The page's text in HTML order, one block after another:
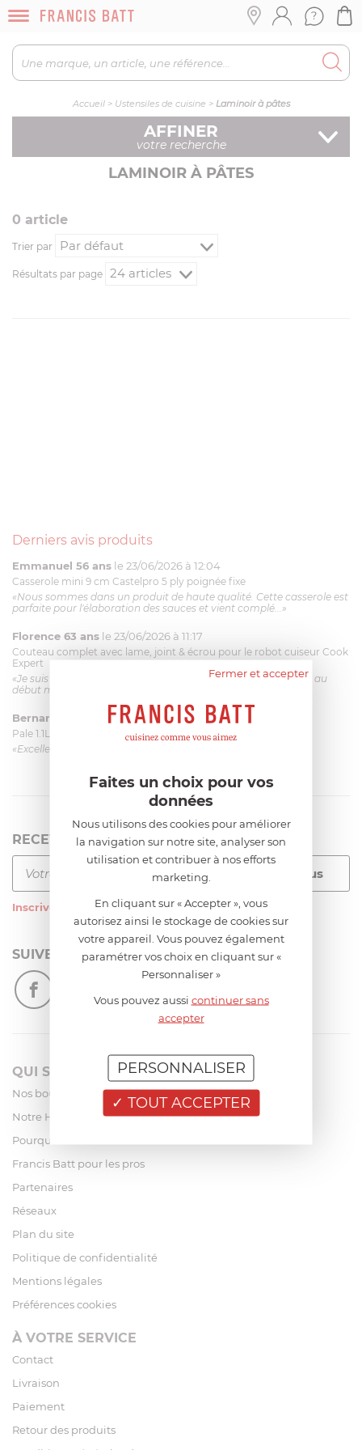
Accueil> Ustensiles de cuisine > Laminoir à pâtes
AFFINER
votre recherche
LAMINOIR À PÂTES
0 article
Trier par
Résultats par page
Derniers avis produits
Emmanuel 56 ans le 23/06/2026 à 12:04
Casserole mini 9 cm Castelpro 5 ply poignée fixe
«Nous sommes dans un produit de haute qualité. Cette casserole est
parfaite pour l'élaboration des sauces et vient complé...»
Florence 63 ans le 23/06/2026 à 11:17
Couteau complet avec lame, joint & écrou pour le robot cuiseur Cook
Expert
«Je suis satisfaite du couteau Magimix. L'écrou est un peu dur au
début mais ça le fait. La livraison a été très rapide. ...»
Bernard le 23/06/2026 à 09:43
Pale 1.1L pour Glacier Magimix 11031/121/123/124
«Excellent: produit et livraison»
RECEVEZ LA NEWSLETTER
Inscrivez-vous à notre newsletter
SUIVEZ-NOUS
QUI SOMMES-NOUS?
Nos boutiques
Notre Histoire
Pourquoi acheter chez Francis Batt ?
Francis Batt pour les pros
Partenaires
Réseaux
Plan du site
Politique de confidentialité
Mentions légales
Préférences cookies
À VOTRE SERVICE
Contact
Livraison
Paiement
Retour des produits
Fermer et accepter
Faites un choix pour vos
données
Nous utilisons des cookies pour améliorer
la navigation sur notre site, analyser son
utilisation et contribuer à nos efforts
marketing.
En cliquant sur « Accepter », vous
autorisez ainsi le stockage de cookies sur
votre appareil. Vous pouvez également
paramétrer vos choix en cliquant sur «
Personnaliser »
Vous pouvez aussi continuer sans
accepter
TOUT ACCEPTER
PERSONNALISER